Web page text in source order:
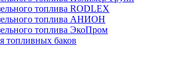
топлива RODLEX
топлива АНИОН
топлива ЭкоПром
топливных баков